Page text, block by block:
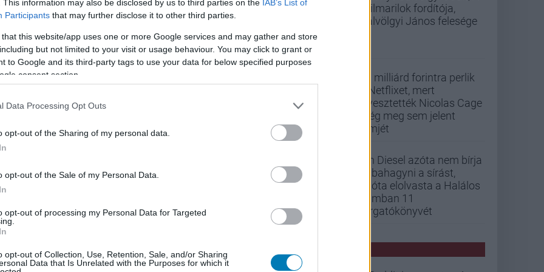
This information may also be disclosed by us to third parties on the IAB’s List of
Participants that may further disclose it to other third parties.
that this website/app uses one or more Google services and may gather and store
but not limited to your visit or usage behaviour. You may click to grant or
to Google and its third-party tags to use your data for below specified purposes
consent section.
Data Processing Opt Outs
opt-out of the Sharing of my personal data.
opt-out of the Sale of my Personal Data.
opt-out of processing my Personal Data for Targeted
opt-out of Collection, Use, Retention, Sale, and/or Sharing
Data that Is Unrelated with the Purposes for which it
kő, amely végül a mi világunkban kötött ki.
videók, minden, ami 1-2 percbe belefér.
hangulata – Jön a második forduló! (X)
#vecna
szilmarilok fordítója,
Gálvölgyi János felesége
33 milliárd forintra perlik
a Netflixet, mert
elvesztették Nicolas Cage
még meg sem jelent
filmjét
Vin Diesel azóta nem bírja
abbahagyni a sírást,
mióta elolvasta a Halálos
iramban 11
forgatókönyvét